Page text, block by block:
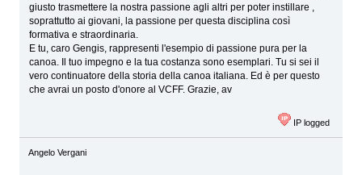
giusto trasmettere la nostra passione agli altri per poter instillare ,
soprattutto ai giovani, la passione per questa disciplina così
formativa e straordinaria.
E tu, caro Gengis, rappresenti l'esempio di passione pura per la
canoa. Il tuo impegno e la tua costanza sono esemplari. Tu si sei il
vero continuatore della storia della canoa italiana. Ed è per questo
che avrai un posto d'onore al VCFF. Grazie, av
IP logged
Angelo Vergani